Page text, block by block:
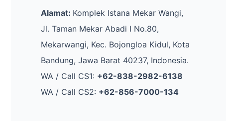
Alamat: Komplek Istana Mekar Wangi,
Jl. Taman Mekar Abadi I No.80,
Mekarwangi, Kec. Bojongloa Kidul, Kota
Bandung, Jawa Barat 40237, Indonesia.
WA / Call CS1: +62-838-2982-6138
WA / Call CS2: +62-856-7000-134